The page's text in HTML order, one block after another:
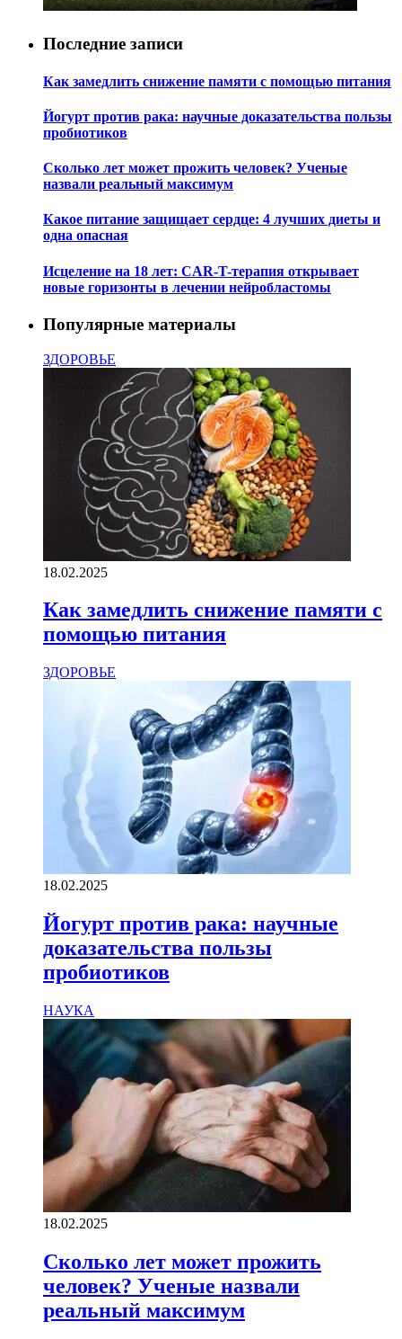
Последние записи
Как замедлить снижение памяти с помощью питания
Йогурт против рака: научные доказательства пользы
пробиотиков
Сколько лет может прожить человек? Ученые
назвали реальный максимум
Какое питание защищает сердце: 4 лучших диеты и
одна опасная
Исцеление на 18 лет: CAR-T-терапия открывает
новые горизонты в лечении нейробластомы
Популярные материалы
ЗДОРОВЬЕ
18.02.2025
Как замедлить снижение памяти с
помощью питания
ЗДОРОВЬЕ
18.02.2025
Йогурт против рака: научные
доказательства пользы
пробиотиков
НАУКА
18.02.2025
Сколько лет может прожить
человек? Ученые назвали
реальный максимум